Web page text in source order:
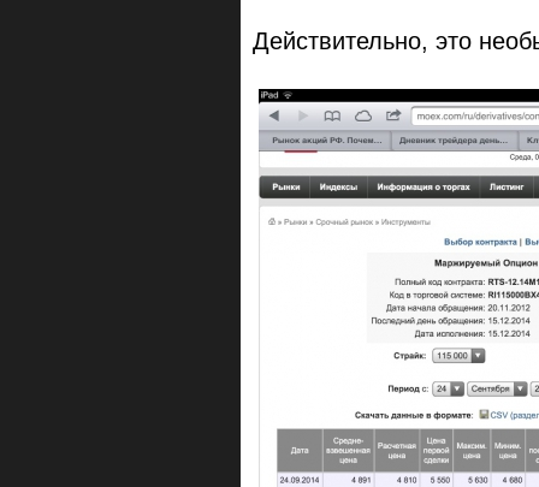
Действительно, это